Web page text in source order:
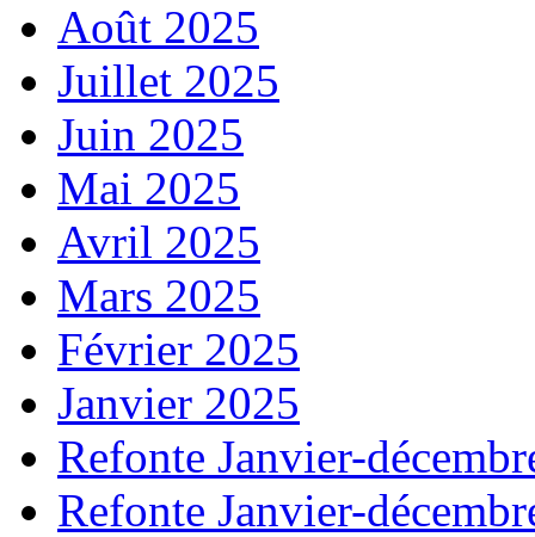
Août 2025
Juillet 2025
Juin 2025
Mai 2025
Avril 2025
Mars 2025
Février 2025
Janvier 2025
Refonte Janvier-
Refonte Janvier-